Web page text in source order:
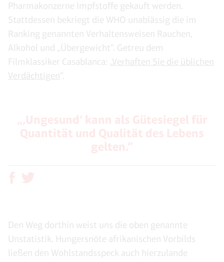
Pharmakonzerne Impfstoffe gekauft werden.
Stattdessen bekriegt die WHO unablässig die im
Ranking genannten Verhaltensweisen Rauchen,
Alkohol und „Übergewicht“. Getreu dem
Filmklassiker Casablanca: „Verhaften Sie die üblichen
Verdächtigen“.
Den Weg dorthin weist uns die oben genannte
Unstatistik. Hungersnöte afrikanischen Vorbilds
ließen den Wohlstandsspeck auch hierzulande